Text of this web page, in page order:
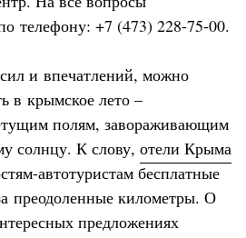
телефону: +7 (473) 228-75-00.
и впечатлений, можно
в крымское лето –
полям, завораживающим
солнцу. К слову, отели Крыма
автотуристам бесплатные
преодоленные километры. О
предложениях